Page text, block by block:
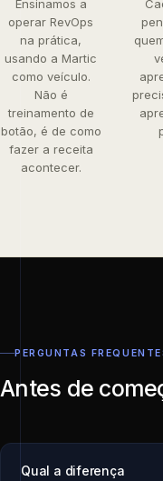
Ensinamos a
operar RevOps
na prática,
usando a Martic
como veículo.
Não é
treinamento de
botão, é de como
fazer a receita
acontecer.
PERGUNTAS
Antes de
Qual a diferença